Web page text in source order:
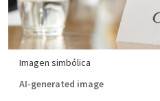
Imagen simbólica
AI-generated image